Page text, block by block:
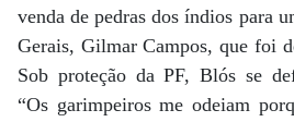
venda de pedras dos índios para
Gerais, Gilmar Campos, que foi
Sob proteção da PF, Blós se
“Os garimpeiros me odeiam